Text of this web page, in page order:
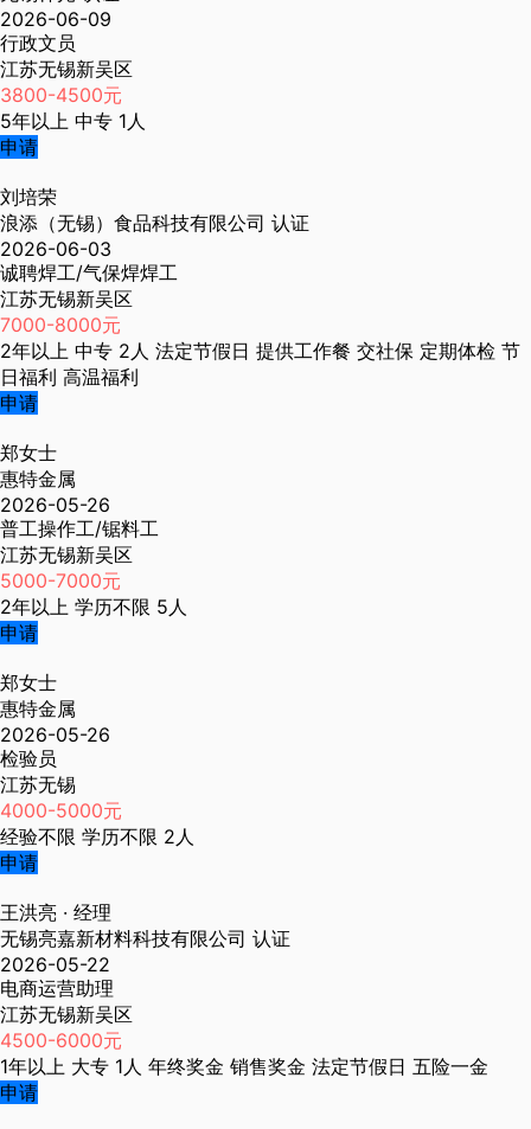
2026-06-09
行政文员
江苏无锡新吴区
3800-4500元
5年以上 中专 1人
申请
刘培荣
浪添（无锡）食品科技有限公司 认证
2026-06-03
诚聘焊工/气保焊焊工
江苏无锡新吴区
7000-8000元
2年以上 中专 2人 法定节假日 提供工作餐 交社保 定期体检 节
日福利 高温福利
申请
郑女士
惠特金属
2026-05-26
普工操作工/锯料工
江苏无锡新吴区
5000-7000元
2年以上 学历不限 5人
申请
郑女士
惠特金属
2026-05-26
检验员
江苏无锡
4000-5000元
经验不限 学历不限 2人
申请
王洪亮 · 经理
无锡亮嘉新材料科技有限公司 认证
2026-05-22
电商运营助理
江苏无锡新吴区
4500-6000元
1年以上 大专 1人 年终奖金 销售奖金 法定节假日 五险一金
申请